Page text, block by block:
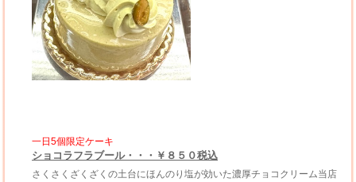
一日5個限定ケーキ
ショコラフラブール・・・￥８５０税込
さくさくざくざくの土台にほんのり塩が効いた濃厚チョコクリーム当店